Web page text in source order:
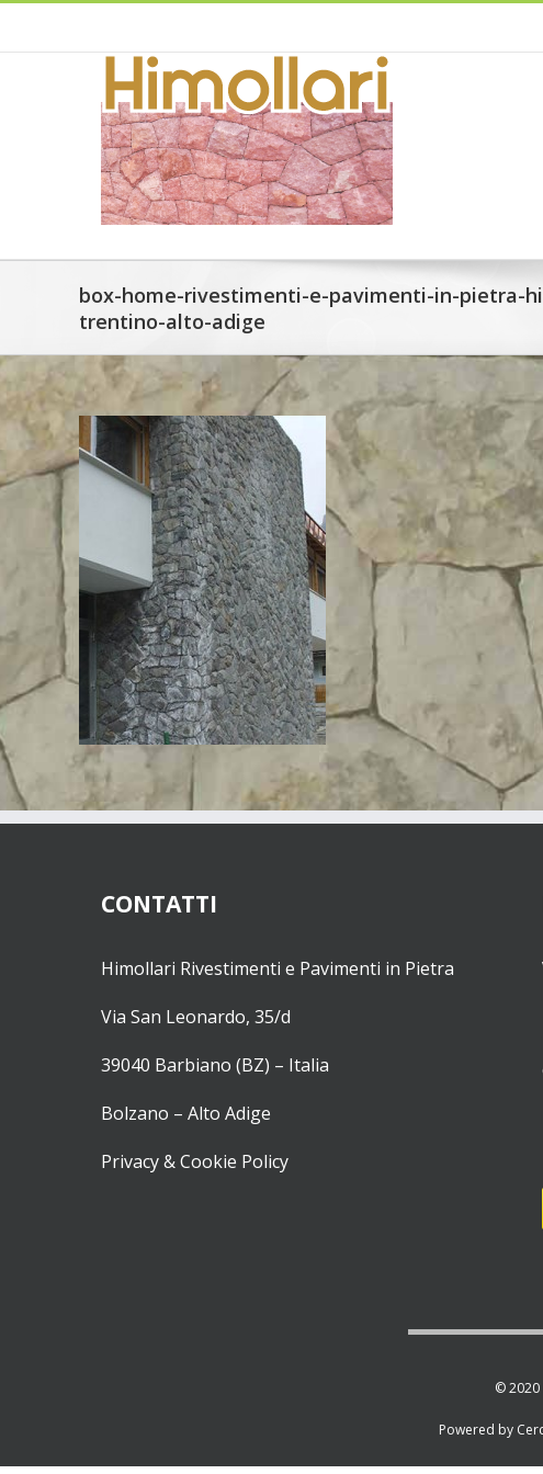
box-home-rivestimenti-e-pavimenti-in-pietra-
trentino-alto-adige
CONTATTI
Himollari Rivestimenti e Pavimenti in Pietra
Via San Leonardo, 35/d
39040 Barbiano (BZ) – Italia
Bolzano – Alto Adige
Privacy & Cookie Policy
© 2020
Powered by